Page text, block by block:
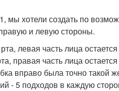
мы хотели создать по
и левую стороны.
левая часть лица
правая часть лица
вправо была точно такой
- 5 подходов в каждую